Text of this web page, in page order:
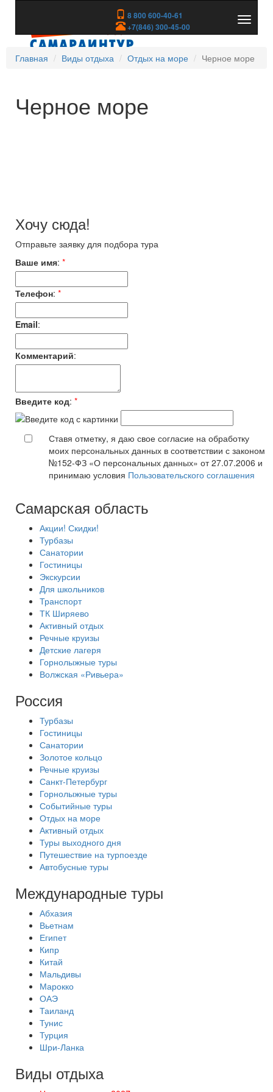
8 800 600-40-61
+7(846) 300-45-00
скрыть
Главная
Виды отдыха Отдых на море Черное море
Черное море
Хочу сюда!
Отправьте заявку для подбора тура
Ваше имя: *
Телефон: *
Email:
Комментарий:
Введите код: *
Ставя отметку, я даю свое согласие на обработку
моих персональных данных в соответствии с законом
№152-ФЗ «О персональных данных» от 27.07.2006 и
принимаю условия Пользовательского соглашения
Самарская область
Акции! Скидки!
Турбазы
Санатории
Гостиницы
Экскурсии
Для школьников
Транспорт
ТК Ширяево
Активный отдых
Речные круизы
Детские лагеря
Горнолыжные туры
Волжская «Ривьера»
Россия
Турбазы
Гостиницы
Санатории
Золотое кольцо
Речные круизы
Санкт-Петербург
Горнолыжные туры
Событийные туры
Отдых на море
Активный отдых
Туры выходного дня
Путешествие на турпоезде
Автобусные туры
Международные туры
Абхазия
Вьетнам
Египет
Кипр
Китай
Мальдивы
Марокко
ОАЭ
Таиланд
Тунис
Турция
Шри-Ланка
Виды отдыха